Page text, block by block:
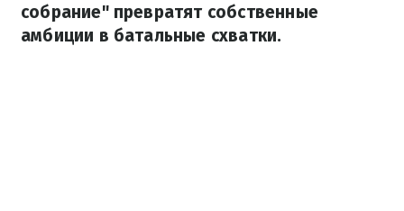
собрание" превратят собственные
амбиции в батальные схватки.